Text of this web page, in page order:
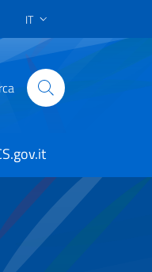
SELEZIONE DELLA
IT